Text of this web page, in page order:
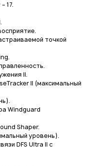
17.
точкой
II.
II (максимальный
Windguard
Shaper.
уровень).
DFS Ultra II с